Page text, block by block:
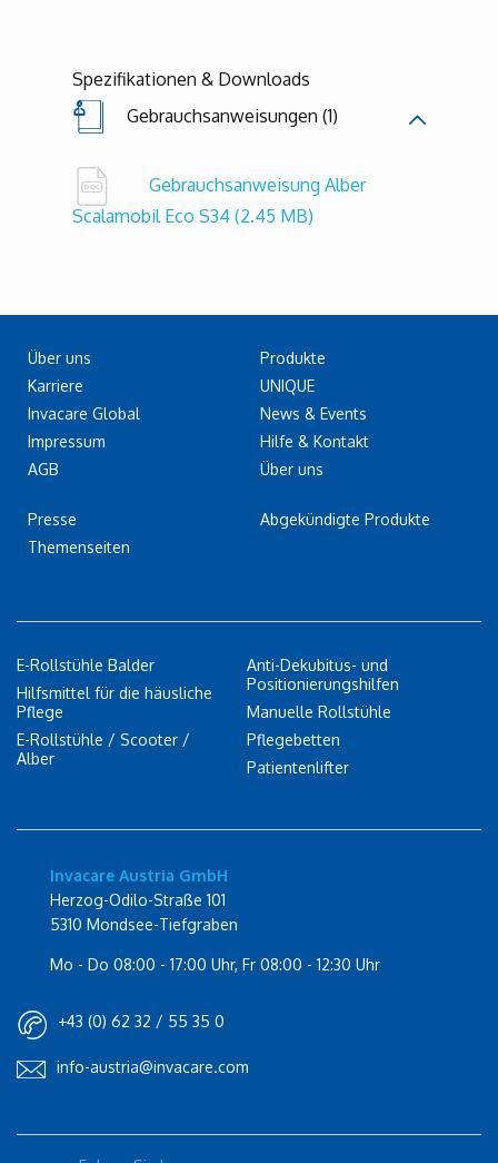
Spezifikationen & Downloads
Gebrauchsanweisungen (1)
Gebrauchsanweisung Alber
Scalamobil Eco S34 (2.45 MB)
Über uns
Karriere
Invacare Global
Impressum
AGB
Presse
Themenseiten
Produkte
UNIQUE
News & Events
Hilfe & Kontakt
Über uns
Abgekündigte Produkte
E-Rollstühle Balder
Hilfsmittel für die häusliche
Pflege
E-Rollstühle / Scooter /
Alber
Anti-Dekubitus- und
Positionierungshilfen
Manuelle Rollstühle
Pflegebetten
Patientenlifter
Invacare Austria GmbH
Herzog-Odilo-Straße 101
5310 Mondsee-Tiefgraben
Mo - Do 08:00 - 17:00 Uhr, Fr 08:00 - 12:30 Uhr
+43 (0) 62 32 / 55 35 0
info-austria@invacare.com
Rolli-Community